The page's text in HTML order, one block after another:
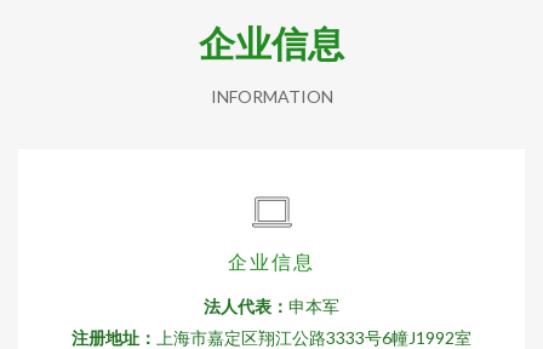
企业信息
INFORMATION
企业信息
法人代表： 申本军
注册地址：
上海市嘉定区翔江公路3333号6幢J1992室